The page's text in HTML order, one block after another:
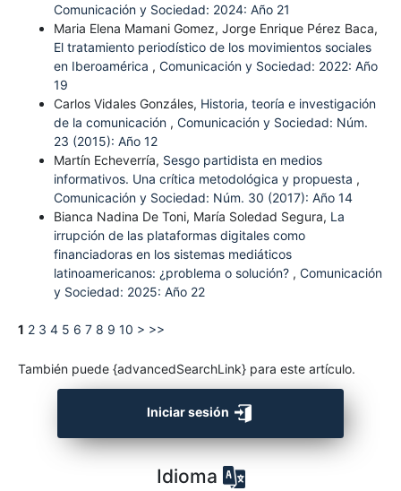
Comunicación y Sociedad: 2024: Año 21
Maria Elena Mamani Gomez, Jorge Enrique Pérez Baca,
El tratamiento periodístico de los movimientos sociales
en Iberoamérica , Comunicación y Sociedad: 2022: Año
19
Carlos Vidales Gonzáles, Historia, teoría e investigación
de la comunicación , Comunicación y Sociedad: Núm.
23 (2015): Año 12
Martín Echeverría, Sesgo partidista en medios
informativos. Una crítica metodológica y propuesta ,
Comunicación y Sociedad: Núm. 30 (2017): Año 14
Bianca Nadina De Toni, María Soledad Segura, La
irrupción de las plataformas digitales como
financiadoras en los sistemas mediáticos
latinoamericanos: ¿problema o solución? , Comunicación
y Sociedad: 2025: Año 22
1 2 3 4 5 6 7 8 9 10 > >>
También puede {advancedSearchLink} para este artículo.
Iniciar sesión
Idioma